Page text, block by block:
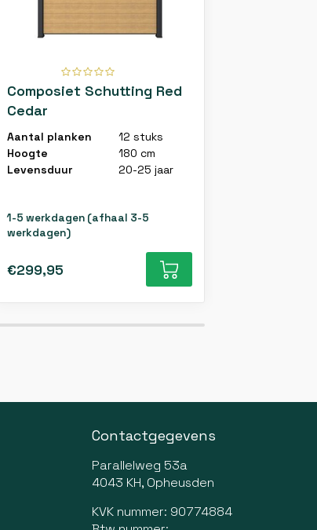
Composiet Schutting Red
Cedar
Aantal planken
12 stuks
Hoogte
180 cm
Levensduur
20-25 jaar
1-5 werkdagen (afhaal 3-5
werkdagen)
€299,95
Contactgegevens
Parallelweg 53a
4043 KH, Opheusden
KVK nummer: 90774884